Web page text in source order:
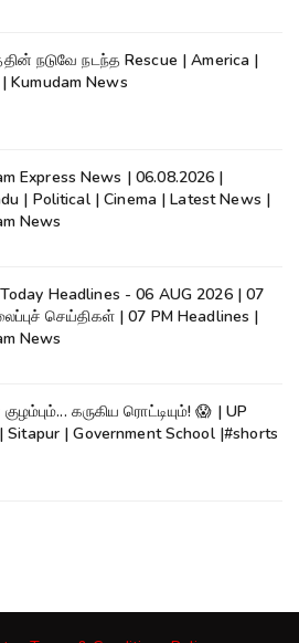
நடந்த Rescue | America |
Kumudam News
Express News | 06.08.2026 |
| Political | Cinema | Latest News |
News
Headlines - 06 AUG 2026 | 07
செய்திகள் | 07 PM Headlines |
News
கருகிய ரொட்டியும்! 😱 | UP
Sitapur | Government School |#shorts